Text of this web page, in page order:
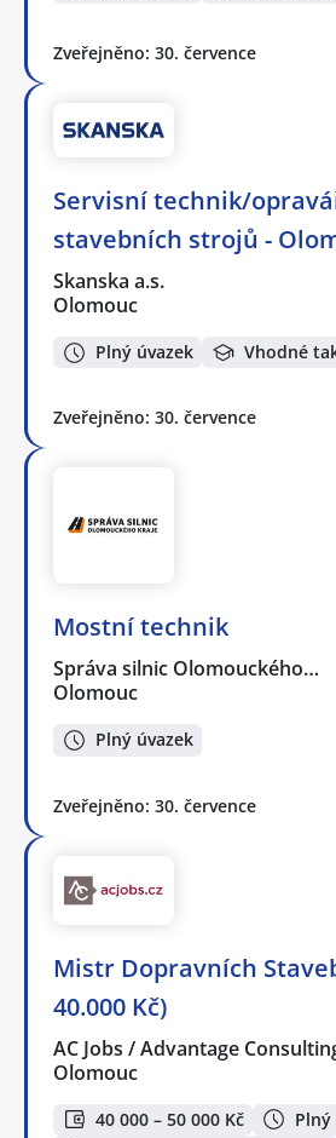
Zveřejněno: 30. července
Servisní technik/
stavebních strojů -
Skanska a.s.
Olomouc
Plný úvazek Vhodné
Zveřejněno: 30. července
Mostní technik
Správa silnic Olomouckého…
Olomouc
Plný úvazek
Zveřejněno: 30. července
Mistr Dopravních
40.000 Kč)
AC Jobs / Advantage
Olomouc
40 000 – 50 000 Kč
Plný